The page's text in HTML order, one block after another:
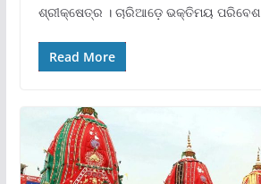
ଶ୍ରୀକ୍ଷେତ୍ର । ଚାରିଆଡ଼େ ଭକ୍ତିମୟ ପରିବେଶ
Read More